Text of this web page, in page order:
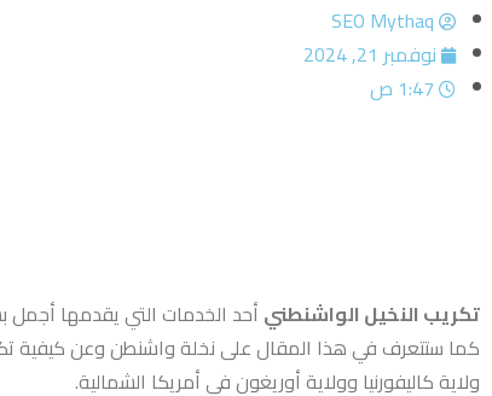
SEO Mythaq
نوفمبر 21, 2024
1:47 ص
تكريب النخيل الواشنطني أحد الخدمات التي يقدمها
كما ستتعرف في هذا المقال على نخلة واشنطن وعن كيفية
ولاية كاليفورنيا وولاية أوريغون في أمريكا الشمالية.